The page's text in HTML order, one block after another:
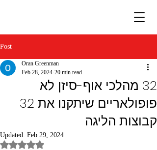
Post
32 מהלכי אוף-סיזן לא
פופולאריים שיתקנו את 32
קבוצות הליגה
Oran Greenman
Feb 28, 2024 20 min read
Updated: Feb 29, 2024
Rated NaN out of 5 stars.